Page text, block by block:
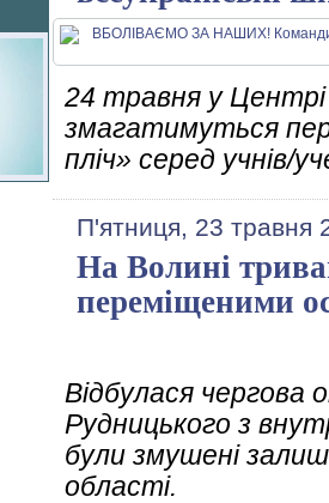
24 травня у Центрі
змагатимуться
пліч» серед учнів/
П'ятниця, 23 травня
На Волині
переміщеними
Відбулася чергова
Рудницького з
були змушені
області.